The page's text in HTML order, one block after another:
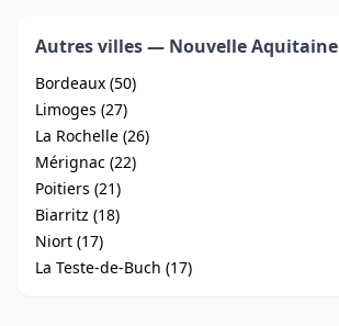
Autres villes — Nouvelle Aquitaine
Bordeaux (50)
Limoges (27)
La Rochelle (26)
Mérignac (22)
Poitiers (21)
Biarritz (18)
Niort (17)
La Teste-de-Buch (17)